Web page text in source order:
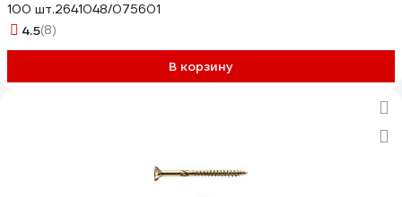
100 шт.2641048/075601
4.5(8)
В корзину